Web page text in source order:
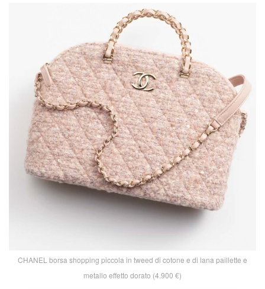
CHANEL borsa shopping piccola in tweed di cotone e di lana paillette e
metallo effetto dorato (4.900 €)